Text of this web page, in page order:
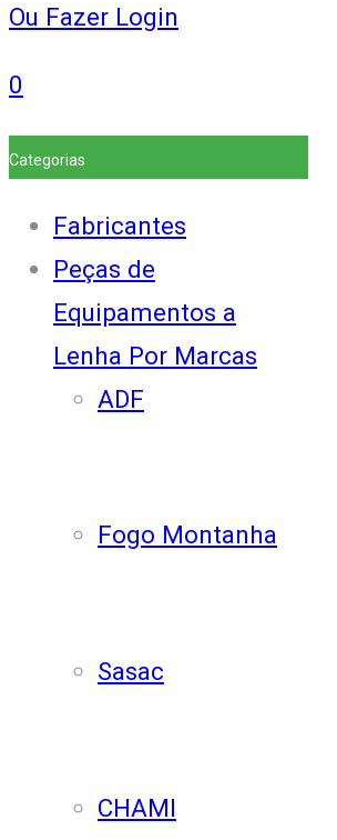
Ou Fazer Login
0
Categorias
Fabricantes
Peças de
Equipamentos a
Lenha Por Marcas
ADF
Fogo Montanha
Sasac
CHAMI